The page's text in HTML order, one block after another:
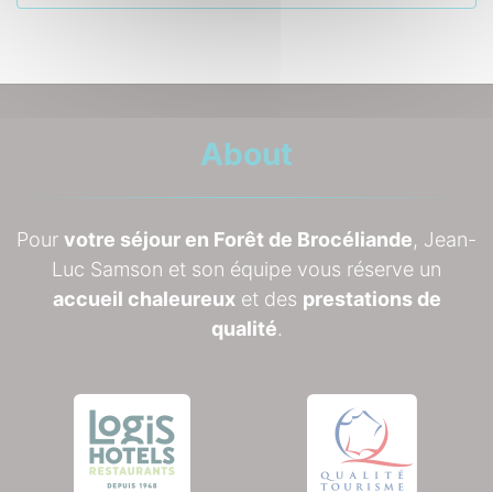
About
Pour votre séjour en Forêt de Brocéliande, Jean-
Luc Samson et son équipe vous réserve un
accueil chaleureuxet des prestations de
qualité.